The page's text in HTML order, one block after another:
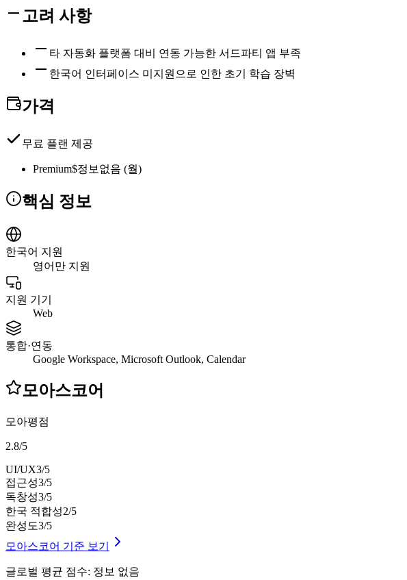
고려 사항
타 자동화 플랫폼 대비 연동 가능한 서드파티 앱 부족
한국어 인터페이스 미지원으로 인한 초기 학습 장벽
가격
무료 플랜 제공
Premium$정보없음 (월)
핵심 정보
한국어 지원
영어만 지원
지원 기기
Web
통합·연동
Google Workspace, Microsoft Outlook, Calendar
모아스코어
모아평점
2.8/5
UI/UX3/5
접근성3/5
독창성3/5
한국 적합성2/5
완성도3/5
모아스코어 기준 보기
글로벌 평균 점수: 정보 없음